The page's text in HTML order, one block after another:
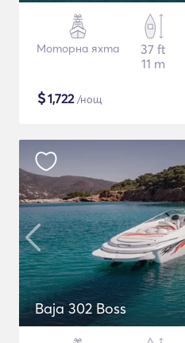
Моторна яхта
37 ft
11 m
$1,722/нощ
Baja 302 Boss